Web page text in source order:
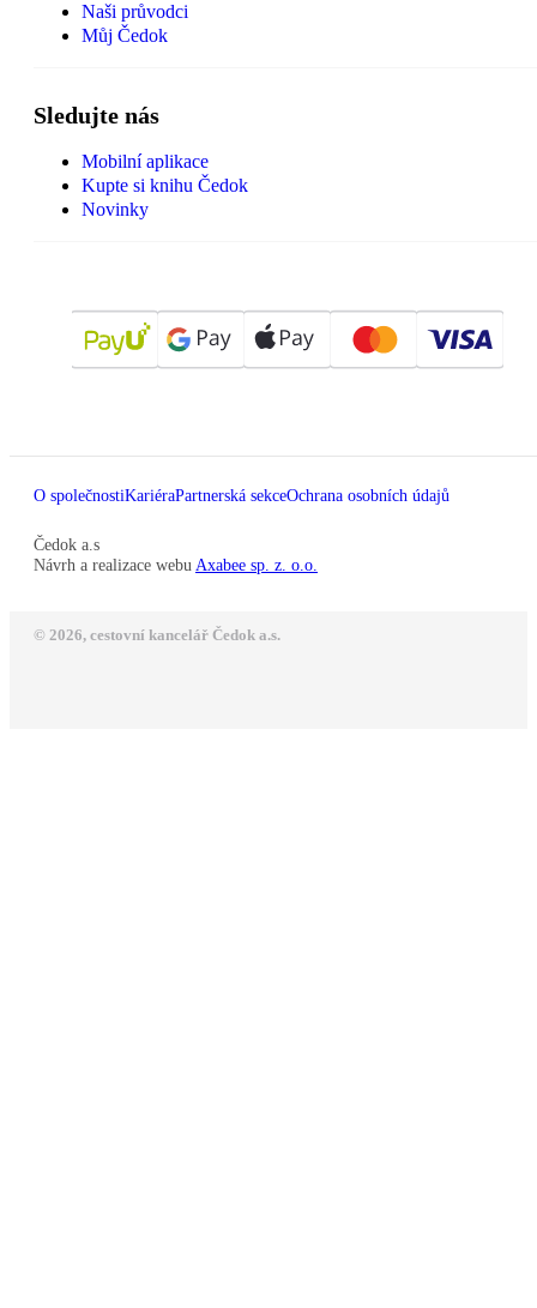
Naši průvodci
Můj Čedok
Sledujte nás
Mobilní aplikace
Kupte si knihu Čedok
Novinky
O společnostiKariéraPartnerská sekceOchrana osobních údajů
Čedok a.s
Návrh a realizace webu Axabee sp. z. o.o.
© 2026, cestovní kancelář Čedok a.s.